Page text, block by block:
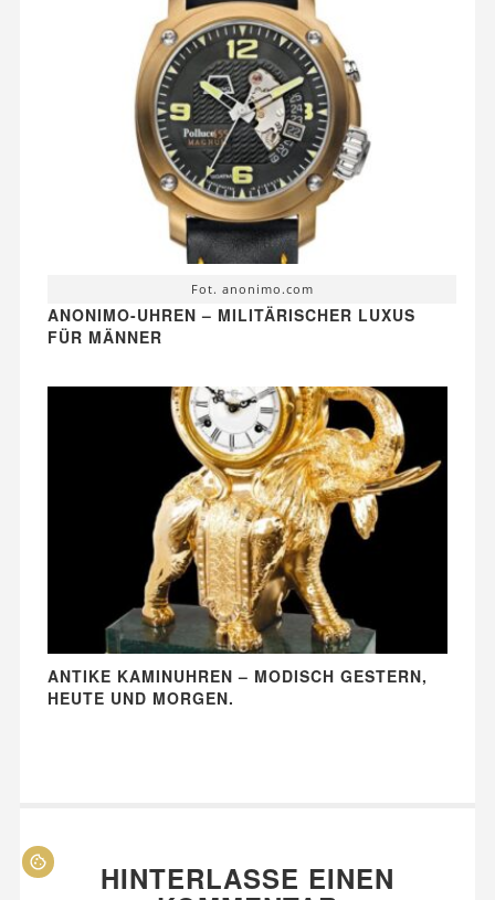
Fot. anonimo.com
ANONIMO-UHREN – MILITÄRISCHER LUXUS
FÜR MÄNNER
ANTIKE KAMINUHREN – MODISCH GESTERN,
HEUTE UND MORGEN.
HINTERLASSE EINEN